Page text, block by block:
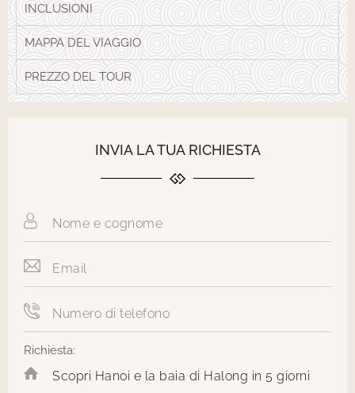
INCLUSIONI
MAPPA DEL VIAGGIO
PREZZO DEL TOUR
INVIA LA TUA RICHIESTA
Richiesta: